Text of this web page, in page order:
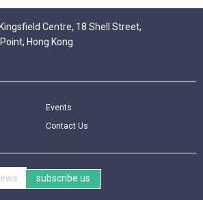
Centre, 18 Shell Street,
Hong Kong
Events
Contact Us
subscribe us